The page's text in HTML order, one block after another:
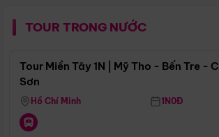
TOUR TRONG NƯỚC
Tour Miền Tây 1N | Mỹ Tho - Bến Tre -
Sơn
Hồ Chí Minh 1N0Đ